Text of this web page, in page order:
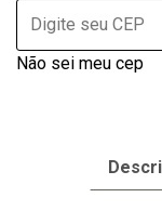
Não sei meu cep